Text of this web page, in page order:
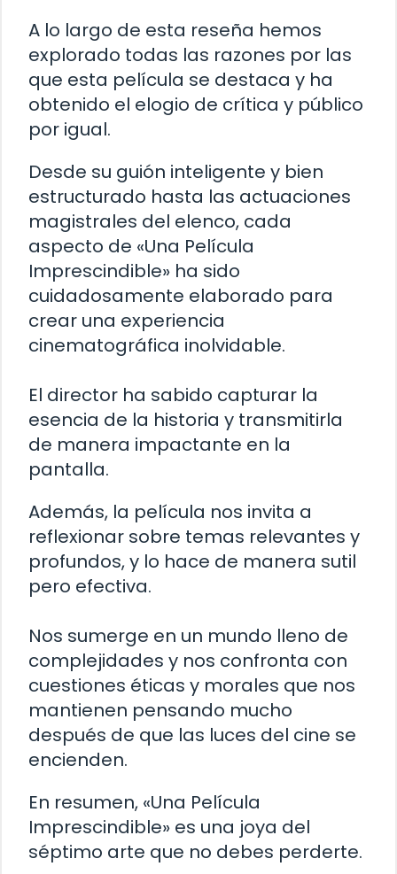
A lo largo de esta reseña hemos
explorado todas las razones por las
que esta película se destaca y ha
obtenido el elogio de crítica y público
por igual.
Desde su guión inteligente y bien
estructurado hasta las actuaciones
magistrales del elenco, cada
aspecto de «Una Película
Imprescindible» ha sido
cuidadosamente elaborado para
crear una experiencia
cinematográfica inolvidable.
El director ha sabido capturar la
esencia de la historia y transmitirla
de manera impactante en la
pantalla.
Además, la película nos invita a
reflexionar sobre temas relevantes y
profundos, y lo hace de manera sutil
pero efectiva.
Nos sumerge en un mundo lleno de
complejidades y nos confronta con
cuestiones éticas y morales que nos
mantienen pensando mucho
después de que las luces del cine se
encienden.
En resumen, «Una Película
Imprescindible» es una joya del
séptimo arte que no debes perderte.